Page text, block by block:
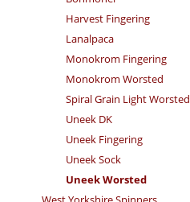
Harvest Fingering
Lanalpaca
Monokrom Fingering
Monokrom Worsted
Spiral Grain Light Worsted
Uneek DK
Uneek Fingering
Uneek Sock
Uneek Worsted